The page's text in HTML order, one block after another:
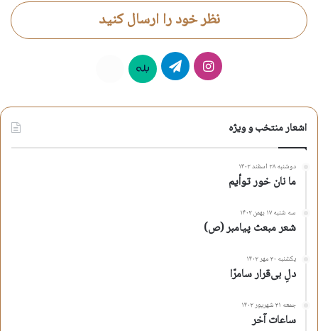
نظر خود را ارسال کنید
اینستاگرامتلگرام بله
اشعار منتخب و ویژه
دوشنبه ۲۸ اسفند ۱۴۰۲
ما نان خور توأیم
سه شنبه ۱۷ بهمن ۱۴۰۲
شعر مبعث پیامبر (ص)
یکشنبه ۳۰ مهر ۱۴۰۲
دلِ بی‌قرار سامرّا
جمعه ۳۱ شهریور ۱۴۰۲
ساعات آخر